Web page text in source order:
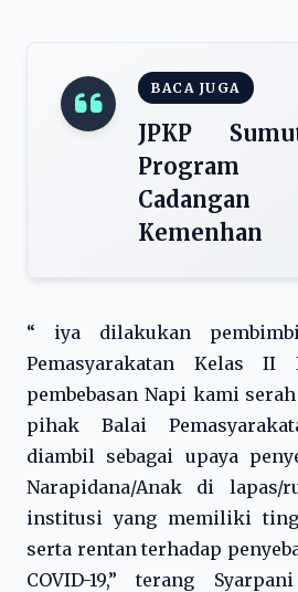
BACA JUGA
JPKP
Program
Kemenhan
“ iya dilakukan
Pemasyarakatan Kelas II
pembebasan Napi kami
pihak Balai
diambil sebagai upaya
Narapidana/Anak di lapas/
institusi yang memiliki
serta rentan terhadap
COVID-19,” terang